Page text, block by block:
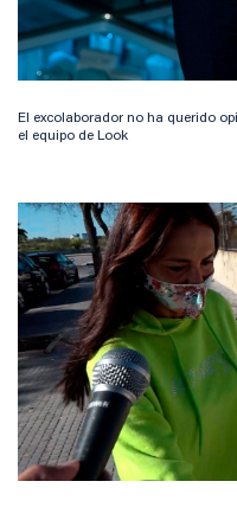
El excolaborador no ha querido
el equipo de Look